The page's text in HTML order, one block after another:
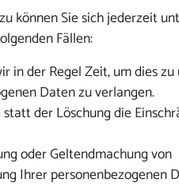
können Sie sich jederzeit
Fällen:
in der Regel Zeit, um dies
Daten zu verlangen.
der Löschung die
oder Geltendmachung von
Ihrer personenbezogenen